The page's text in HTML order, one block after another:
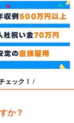
ェック！ /
か？